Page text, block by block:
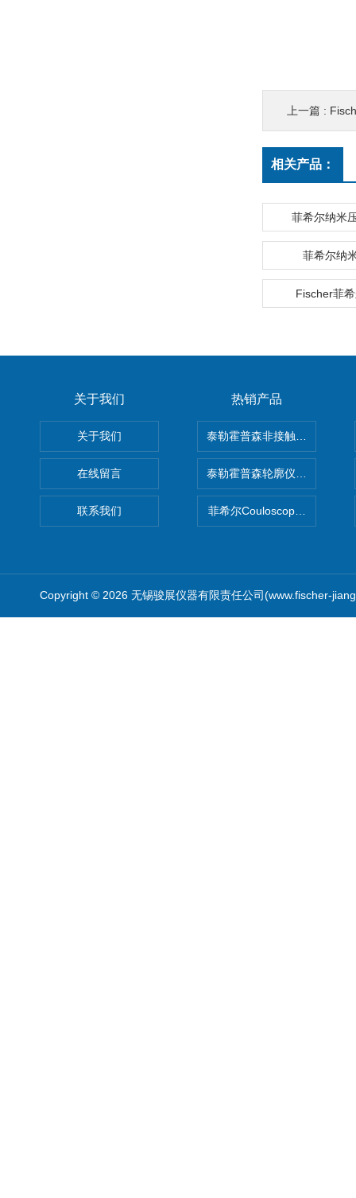
上一篇 :
相关产品：
菲希尔纳米
菲希尔纳
Fischer菲
关于我们
关于我们
在线留言
联系我们
热销产品
泰勒霍普森非接触式轮廓仪
泰勒霍普森轮廓仪|TAYLOR
菲希尔Couloscope CMS2电
Copyright © 2026 无锡骏展仪器有限责任公司(www.fischer-